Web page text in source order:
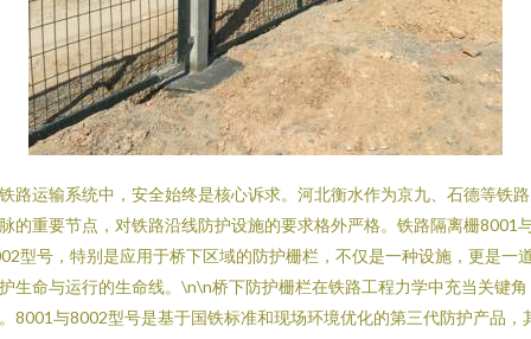
路运输系统中，安全始终是核心诉求。河北衡水作为京九、石德等铁
的重要节点，对铁路沿线防护设施的要求格外严格。铁路隔离栅8001
型号，特别是应用于桥下区域的防护栅栏，不仅是一种设施，更是一
生命与运行的生命线。\n\n桥下防护栅栏在铁路工程力学中充当关键角
8001与8002型号是基于国铁标准和现场环境优化的第三代防护产品，